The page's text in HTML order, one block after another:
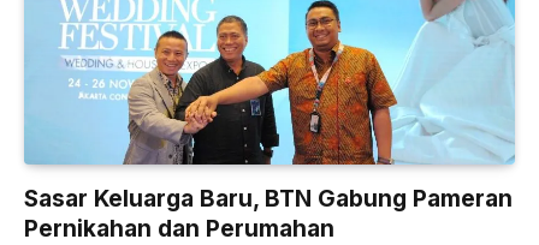
Sasar Keluarga Baru, BTN Gabung Pameran
Pernikahan dan Perumahan